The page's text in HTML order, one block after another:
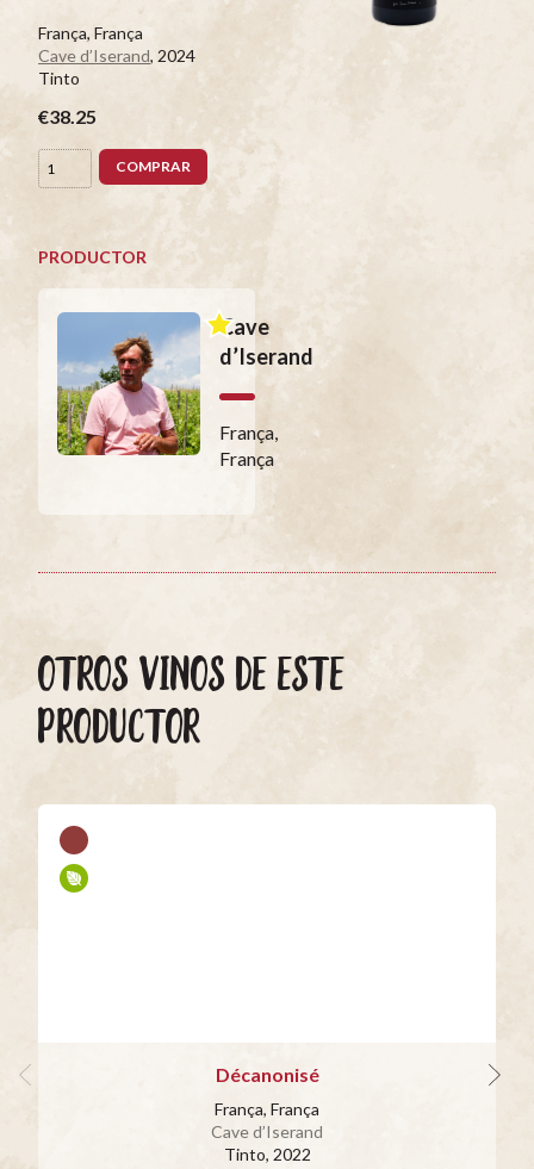
França, França
Cave d’Iserand, 2024
Tinto
€38.25
COMPRAR
PRODUCTOR
Cave
d’Iserand
França,
França
OTROS VINOS DE ESTE
PRODUCTOR
Décanonisé
França, França
Cave d’Iserand
Tinto, 2022